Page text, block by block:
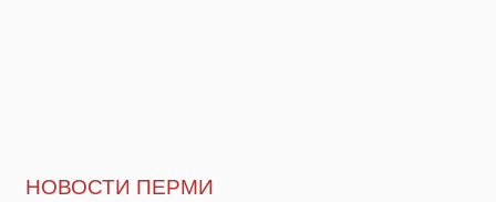
НОВОСТИ ПЕРМИ